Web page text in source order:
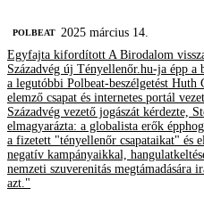
‎POLBEAT
2025 március 14.
Egyfajta kifordított A Birodalom
Századvég új Tényellenőr.hu-ja épp
a legutóbbi Polbeat-beszélgetést
elemző csapat és internetes portál
Századvég vezető jogászát kérdezte,
elmagyarázta: a globalista erők
a fizetett "tényellenőr csapataikat" és
negatív kampányaikkal,
nemzeti szuverenitás
azt."